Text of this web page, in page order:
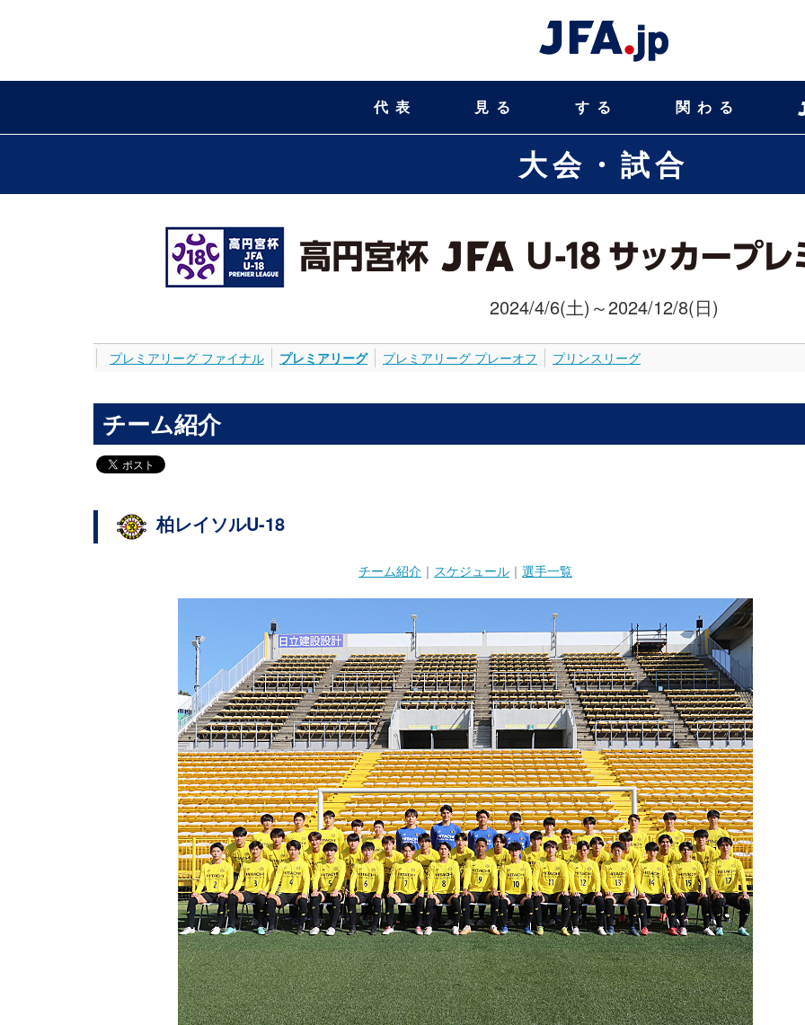
代表 見る する 関わる
大会・試合
2024/4/6(土)～2024/12/8(日)
プレミアリーグ ファイナル プレミアリーグ プレミアリーグ プレーオフ プリンスリーグ
チーム紹介
柏レイソルU-18
チーム紹介 ｜ スケジュール ｜ 選手一覧